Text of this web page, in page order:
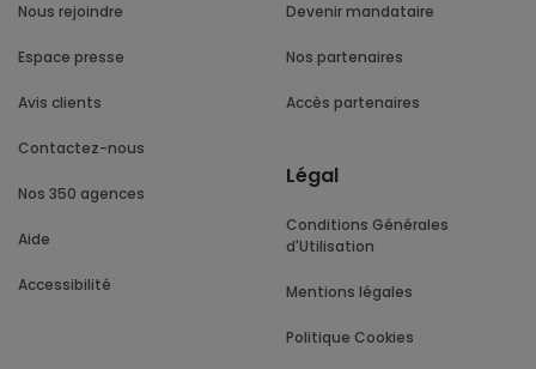
Nous rejoindre
Espace presse
Avis clients
Contactez-nous
Nos 350 agences
Aide
Accessibilité
Devenir mandataire
Nos partenaires
Accès partenaires
Légal
Conditions Générales
d'Utilisation
Mentions légales
Politique Cookies